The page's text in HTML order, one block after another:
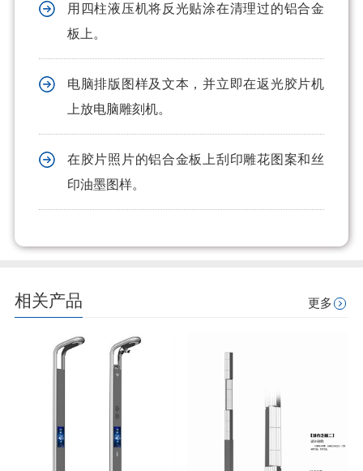
用四柱液压机将反光贴涂在清理过的铝合金
板上。
电脑排版图样及文本，并立即在返光胶片机
上放电脑雕刻机。
在胶片照片的铝合金板上刮印雕花图案和丝
印油墨图样。
相关产品 更多